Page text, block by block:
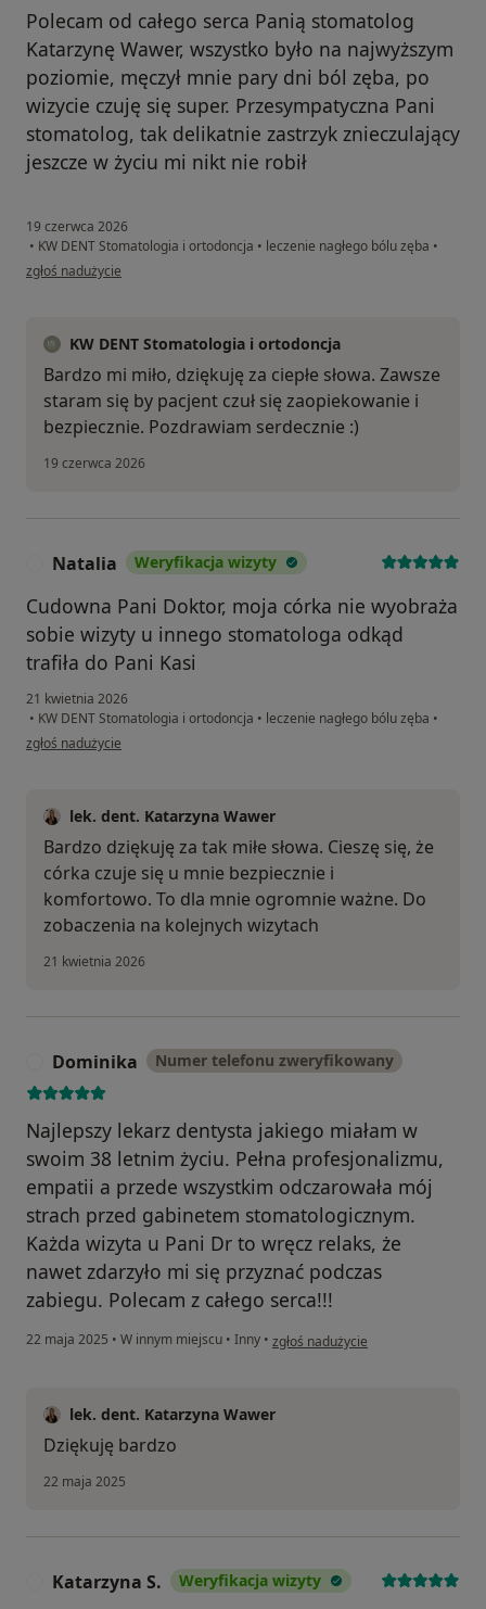
Polecam od całego serca Panią stomatolog
Katarzynę Wawer, wszystko było na najwyższym
poziomie, męczył mnie pary dni ból zęba, po
wizycie czuję się super. Przesympatyczna Pani
stomatolog, tak delikatnie zastrzyk znieczulający
jeszcze w życiu mi nikt nie robił
19 czerwca 2026
• KW DENT Stomatologia i ortodoncja • leczenie nagłego bólu zęba •
w opinii użytkownika Dina Piaskorska
zgłoś nadużycie
KW DENT Stomatologia i ortodoncja
Bardzo mi miło, dziękuję za ciepłe słowa. Zawsze
staram się by pacjent czuł się zaopiekowanie i
bezpiecznie. Pozdrawiam serdecznie :)
19 czerwca 2026
Natalia Weryfikacja wizyty
Cudowna Pani Doktor, moja córka nie wyobraża
sobie wizyty u innego stomatologa odkąd
trafiła do Pani Kasi
21 kwietnia 2026
• KW DENT Stomatologia i ortodoncja • leczenie nagłego bólu zęba •
w opinii użytkownika Natalia
zgłoś nadużycie
lek. dent. Katarzyna Wawer
Bardzo dziękuję za tak miłe słowa. Cieszę się, że
córka czuje się u mnie bezpiecznie i
komfortowo. To dla mnie ogromnie ważne. Do
zobaczenia na kolejnych wizytach
21 kwietnia 2026
Dominika Numer telefonu zweryfikowany
Najlepszy lekarz dentysta jakiego miałam w
swoim 38 letnim życiu. Pełna profesjonalizmu,
empatii a przede wszystkim odczarowała mój
strach przed gabinetem stomatologicznym.
Każda wizyta u Pani Dr to wręcz relaks, że
nawet zdarzyło mi się przyznać podczas
zabiegu. Polecam z całego serca!!!
22 maja 2025 • W innym miejscu • Inny • w opinii użytkownika Dominika
zgłoś nadużycie
lek. dent. Katarzyna Wawer
Dziękuję bardzo
22 maja 2025
Katarzyna S. Weryfikacja wizyty